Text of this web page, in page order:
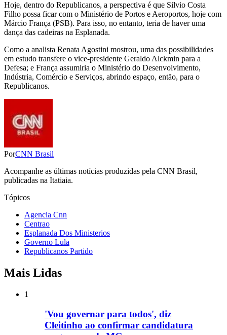
Hoje, dentro do Republicanos, a perspectiva é que Silvio Costa
Filho possa ficar com o Ministério de Portos e Aeroportos, hoje com
Márcio França (PSB). Para isso, no entanto, teria de haver uma
dança das cadeiras na Esplanada.
Como a analista Renata Agostini mostrou, uma das possibilidades
em estudo transfere o vice-presidente Geraldo Alckmin para a
Defesa; e França assumiria o Ministério do Desenvolvimento,
Indústria, Comércio e Serviços, abrindo espaço, então, para o
Republicanos.
PorCNN Brasil
Acompanhe as últimas notícias produzidas pela CNN Brasil,
publicadas na Itatiaia.
Tópicos
Agencia Cnn
Centrao
Esplanada Dos Ministerios
Governo Lula
Republicanos Partido
Mais Lidas
1
'Vou governar para todos', diz
Cleitinho ao confirmar candidatura